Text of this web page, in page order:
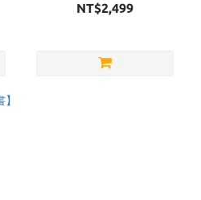
NT$2,499